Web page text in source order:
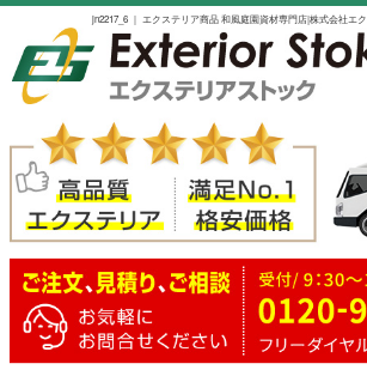
jn2217_6 ｜ エクステリア商品 和風庭園資材専門店|株式会社エ